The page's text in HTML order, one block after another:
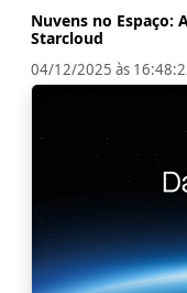
Nuvens no Espaço:
Starcloud
04/12/2025 às